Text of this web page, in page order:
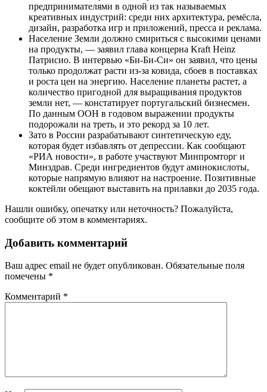
предпринимателями в одной из так называемых
креативных индустрий: среди них архитектура, ремёсла,
дизайн, разработка игр и приложений, пресса и реклама.
Население Земли должно смириться с высокими ценами
на продукты, — заявил глава концерна Kraft Heinz
Патрисио. В интервью «Би-Би-Си» он заявил, что цены
только продолжат расти из-за ковида, сбоев в поставках
и роста цен на энергию. Население планеты растет, а
количество пригодной для выращивания продуктов
земли нет, — констатирует португальский бизнесмен.
По данным ООН в годовом выражении продукты
подорожали на треть, и это рекорд за 10 лет.
Зато в России разрабатывают синтетическую еду,
которая будет избавлять от депрессии. Как сообщают
«РИА новости», в работе участвуют Минпромторг и
Минздрав. Среди ингредиентов будут аминокислоты,
которые напрямую влияют на настроение. Позитивные
коктейли обещают выставить на прилавки до 2035 года.
Нашли ошибку, опечатку или неточность? Пожалуйста,
сообщите об этом в комментариях.
Добавить комментарий
Ваш адрес email не будет опубликован. Обязательные поля
помечены *
Комментарий *